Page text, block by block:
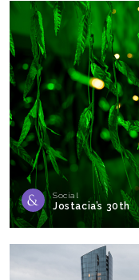
Social
Jostacia’s 30th